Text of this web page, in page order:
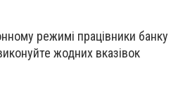
режимі працівники банку
жодних вказівок